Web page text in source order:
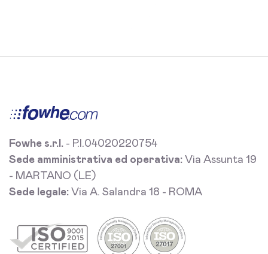
Fowhe s.r.l. - P.I.04020220754
Sede amministrativa ed operativa: Via Assunta 19
- MARTANO (LE)
Sede legale: Via A. Salandra 18 - ROMA